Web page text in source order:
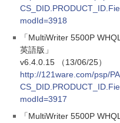
modId=3918
「MultiWriter 5500P
英語版」
v6.4.0.15 （13/06/25）
http://121ware.com/psp/
modId=3917
「MultiWriter 5500P